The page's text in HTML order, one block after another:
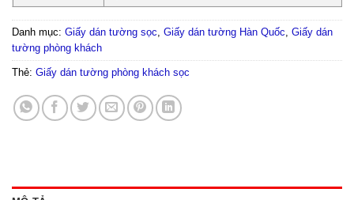
Danh mục: Giấy dán tường sọc Giấy dán tường Hàn Quốc Giấy dán
tường phòng khách
Thẻ: Giấy dán tường phòng khách sọc